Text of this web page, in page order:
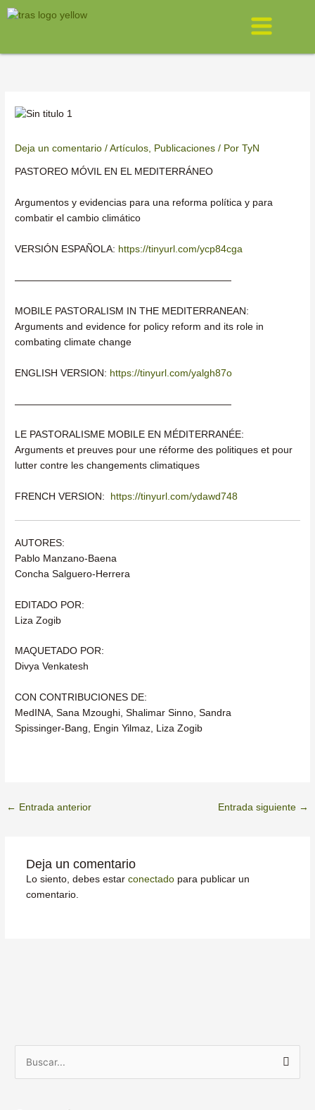
Deja un comentario /Artículos Publicaciones / PorTyN
PASTOREO MÓVIL EN EL MEDITERRÁNEO
Argumentos y evidencias para una reforma política y para
combatir el cambio climático
VERSIÓN ESPAÑOLA: https://tinyurl.com/ycp84cga
——————————————————————
MOBILE PASTORALISM IN THE MEDITERRANEAN:
Arguments and evidence for policy reform and its role in
combating climate change
ENGLISH VERSION: https://tinyurl.com/yalgh87o
——————————————————————
LE PASTORALISME MOBILE EN MÉDITERRANÉE:
Arguments et preuves pour une réforme des politiques et pour
lutter contre les changements climatiques
FRENCH VERSION: https://tinyurl.com/ydawd748
AUTORES:
Pablo Manzano-Baena
Concha Salguero-Herrera
EDITADO POR:
Liza Zogib
MAQUETADO POR:
Divya Venkatesh
CON CONTRIBUCIONES DE:
MedINA, Sana Mzoughi, Shalimar Sinno, Sandra
Spissinger-Bang, Engin Yilmaz, Liza Zogib
← Entrada anterior Entrada siguiente →
Deja un comentario
Lo siento, debes estar conectadopara publicar un
comentario.